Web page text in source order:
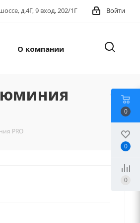
Войти
д.4Г, 9 вход, 202/1Г
О компании
PRO
0
0
0